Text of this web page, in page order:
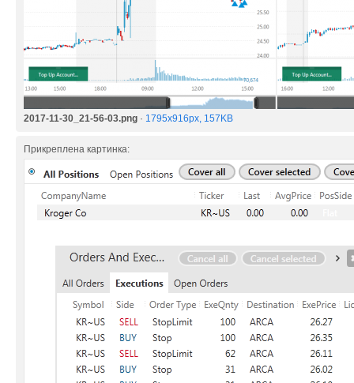
2017-11-30_21-56-03.png · 1795x916px, 157KB
Прикреплена картинка: